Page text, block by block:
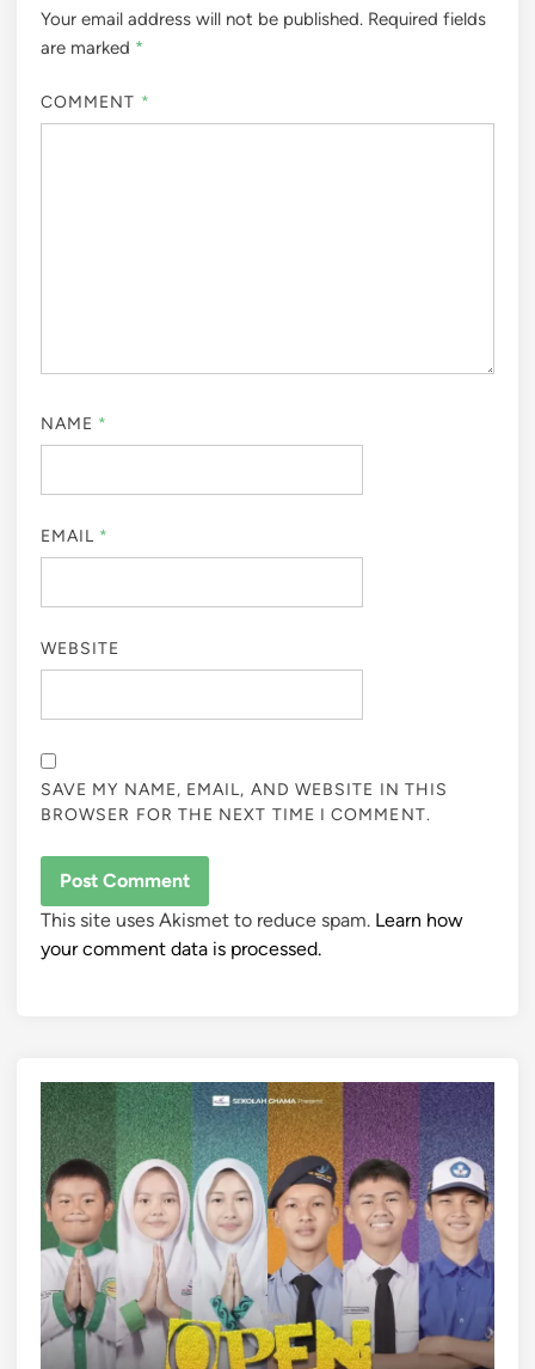
Your email address will not be published. Required fields
are marked *
COMMENT *
NAME *
EMAIL *
WEBSITE
SAVE MY NAME, EMAIL, AND WEBSITE IN THIS
BROWSER FOR THE NEXT TIME I COMMENT.
This site uses Akismet to reduce spam. Learn how
your comment data is processed.